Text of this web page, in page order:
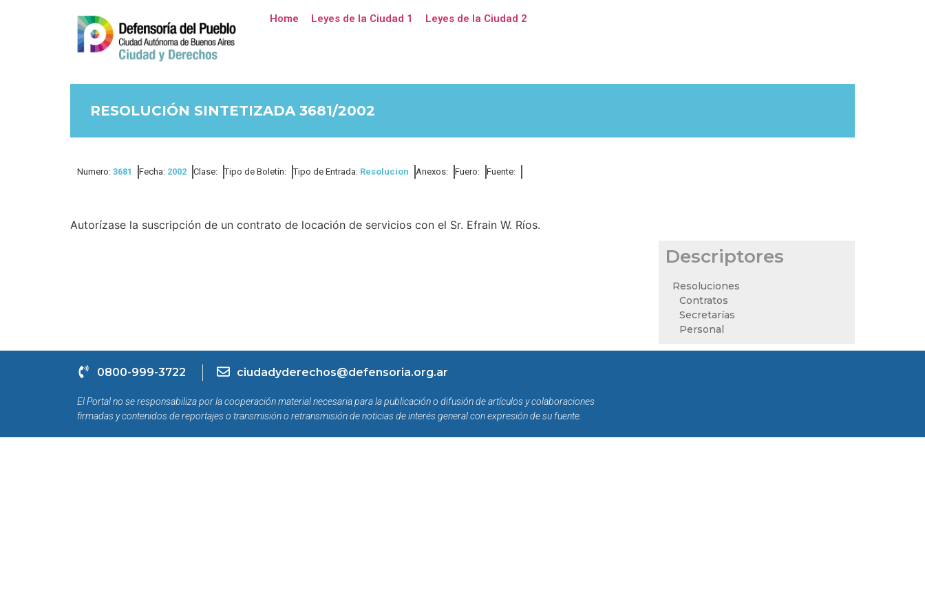
Home Leyes de la Ciudad 1 Leyes de la Ciudad 2
RESOLUCIÓN SINTETIZADA 3681/2002
Numero: 3681 Fecha: 2002 Clase: Tipo de Boletín: Tipo de Entrada: Resolucion Anexos: Fuero: Fuente:
Autorízase la suscripción de un contrato de locación de servicios con el Sr. Efrain W. Ríos.
Descriptores
Resoluciones
Contratos
Secretarías
Personal
0800-999-3722 ciudadyderechos@defensoria.org.ar
El Portal no se responsabiliza por la cooperación material necesaria para la publicación o difusión de artículos y colaboraciones
firmadas y contenidos de reportajes o transmisión o retransmisión de noticias de interés general con expresión de su fuente.